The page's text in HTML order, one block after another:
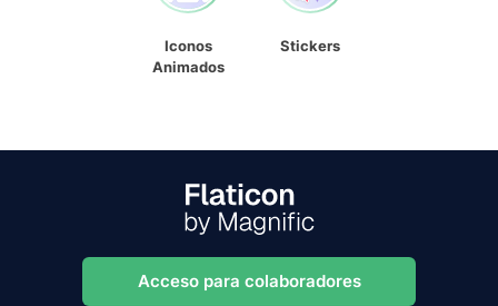
Iconos
Animados
Stickers
Acceso para colaboradores